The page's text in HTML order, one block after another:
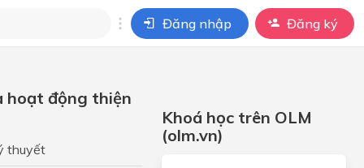
câu hỏi của
Đăng nhập Đăng ký
hoạt động thiện
thuyết
Khoá học trên OLM
(olm.vn)